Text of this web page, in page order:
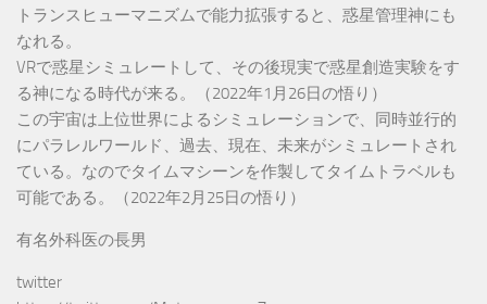
トランスヒューマニズムで能力拡張すると、惑星管理神にも
なれる。
VRで惑星シミュレートして、その後現実で惑星創造実験をす
る神になる時代が来る。（2022年1月26日の悟り）
この宇宙は上位世界によるシミュレーションで、同時並行的
にパラレルワールド、過去、現在、未来がシミュレートされ
ている。なのでタイムマシーンを作製してタイムトラベルも
可能である。（2022年2月25日の悟り）
有名外科医の長男
twitter